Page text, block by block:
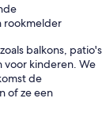
rookmelder
balkons, patio's
voor kinderen. We
de
of ze een